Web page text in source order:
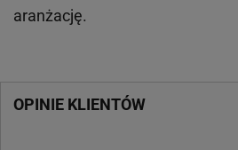
aranżację.
OPINIE KLIENTÓW